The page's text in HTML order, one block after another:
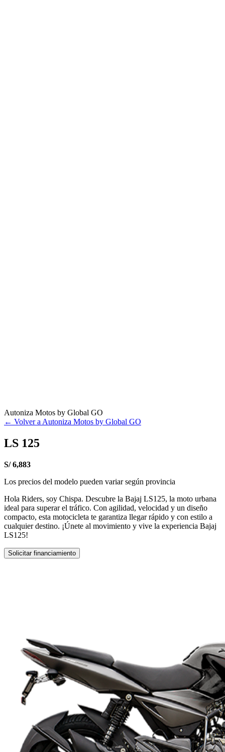
Autoniza Motos by Global GO
← Volver a Autoniza Motos by Global GO
LS 125
S/ 6,883
Los precios del modelo pueden variar según provincia
Hola Riders, soy Chispa. Descubre la Bajaj LS125, la moto urbana
ideal para superar el tráfico. Con agilidad, velocidad y un diseño
compacto, esta motocicleta te garantiza llegar rápido y con estilo a
cualquier destino. ¡Únete al movimiento y vive la experiencia Bajaj
LS125!
Solicitar financiamiento